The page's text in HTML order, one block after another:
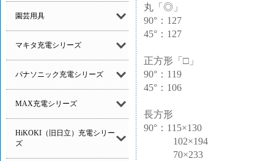
園芸用具
マキタ充電シリーズ
パナソニック充電シリーズ
MAX充電シリーズ
HiKOKI（旧日立）充電シリー
ズ
丸「◎」
90°：127
45°：127
正方形「□」
90°：119
45°：106
長方形
90°：115×130
102×194
70×233